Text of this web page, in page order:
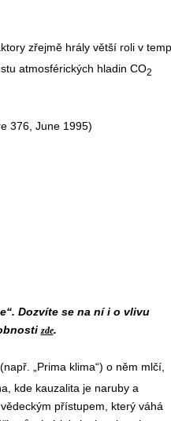
zřejmě hrály větší roli v
atmosférických hladin CO2
376, June 1995)
Dozvíte se na ní i o vlivu
zde.
„Prima klima“) o něm mlčí,
kde kauzalita je naruby a
přístupem, který váhá